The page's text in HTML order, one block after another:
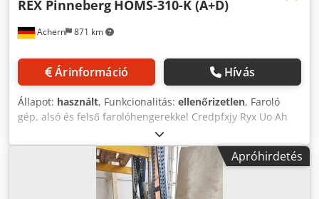
Achern 871 km
REX Pinneberg HOMS-310-K (A+D)
Árinformáció Hívás
Állapot: használt, Funkcionalitás: ellenőrizetlen, Faroló
gép, alsó és felső farolóhengerekkel Credpfxjy Ryx Uo Ah
Tef Lamellás faroló gép, kétoldalas A tolás sebessége
fokozatmentesen szabályozható, legfeljebb 80 m/perc
Farolási szélesség: max. 310 mm Farolási magasság: max.
310 mm Alsó tengely: 22 kW Felső tengely: 30 kW Tolóerő:
7,7 kW Élkezelő berendezés alul és felül Gyártási év: 1990
Apróhirdetés